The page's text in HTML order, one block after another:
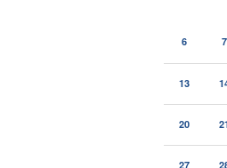
6 7
13
20
27